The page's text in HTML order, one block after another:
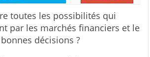
toutes les possibilités qui
par les marchés financiers et le
décisions ?